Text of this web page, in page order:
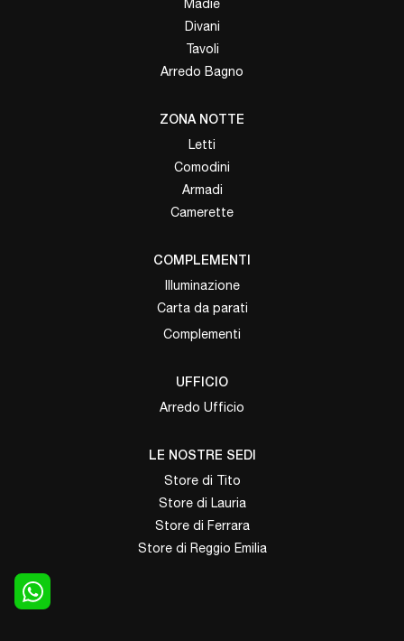
Madie
Divani
Tavoli
Arredo Bagno
ZONA NOTTE
Letti
Comodini
Armadi
Camerette
COMPLEMENTI
Illuminazione
Carta da parati
Complementi
UFFICIO
Arredo Ufficio
LE NOSTRE SEDI
Store di Tito
Store di Lauria
Store di Ferrara
Store di Reggio Emilia